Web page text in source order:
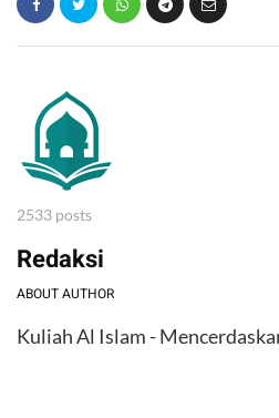
2533 posts
Redaksi
ABOUT AUTHOR
Kuliah Al Islam -